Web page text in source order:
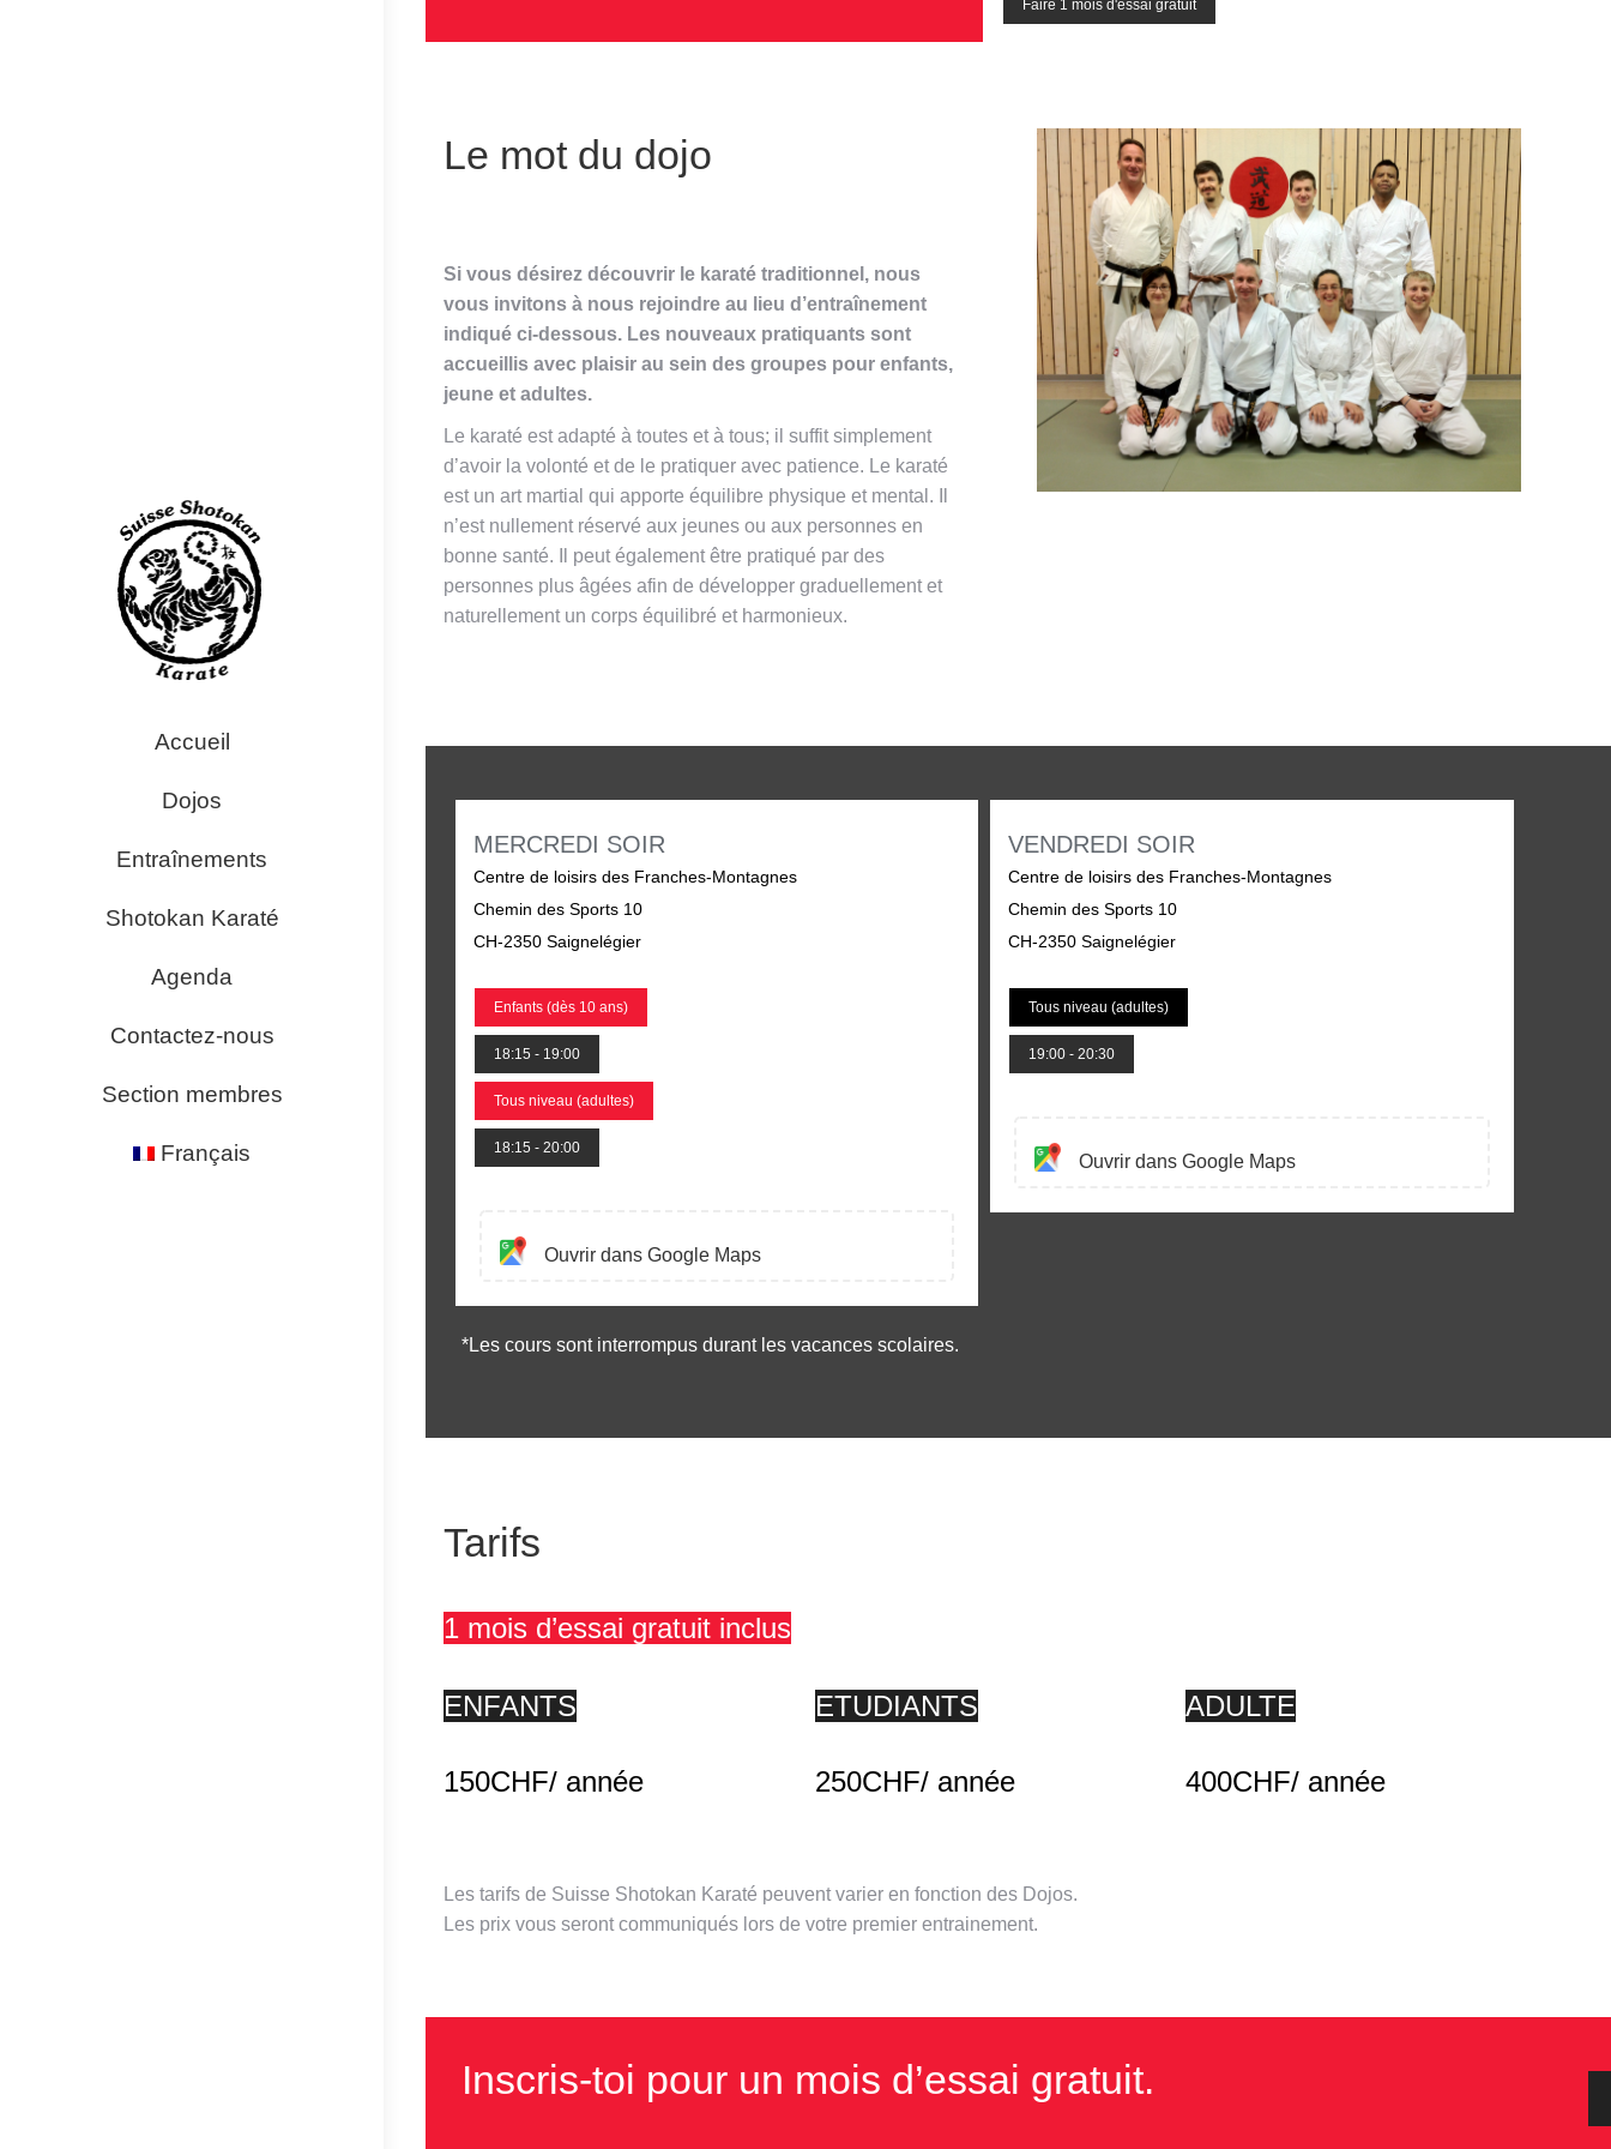
Accueil
Dojos
Entraînements
Shotokan Karaté
Agenda
Contactez-nous
Section membres
Français
Faire 1 mois d'essai gratuit
Le mot du dojo
Si vous désirez découvrir le karaté traditionnel, nous
vous invitons à nous rejoindre au lieu d’entraînement
indiqué ci-dessous. Les nouveaux pratiquants sont
accueillis avec plaisir au sein des groupes pour enfants,
jeune et adultes.
Le karaté est adapté à toutes et à tous; il suffit simplement
d’avoir la volonté et de le pratiquer avec patience. Le karaté
est un art martial qui apporte équilibre physique et mental. Il
n’est nullement réservé aux jeunes ou aux personnes en
bonne santé. Il peut également être pratiqué par des
personnes plus âgées afin de développer graduellement et
naturellement un corps équilibré et harmonieux.
MERCREDI SOIR
Centre de loisirs des Franches-Montagnes
Chemin des Sports 10
CH-2350 Saignelégier
Enfants (dès 10 ans)
18:15 - 19:00
Tous niveau (adultes)
18:15 - 20:00
Ouvrir dans Google Maps
VENDREDI SOIR
Centre de loisirs des Franches-Montagnes
Chemin des Sports 10
CH-2350 Saignelégier
Tous niveau (adultes)
19:00 - 20:30
Ouvrir dans Google Maps
*Les cours sont interrompus durant les vacances scolaires.
Tarifs
1 mois d’essai gratuit inclus
ENFANTS
150CHF/ année
ETUDIANTS
250CHF/ année
ADULTE
400CHF/ année
Les tarifs de Suisse Shotokan Karaté peuvent varier en fonction des Dojos.
Les prix vous seront communiqués lors de votre premier entrainement.
Inscris-toi pour un mois d’essai gratuit.